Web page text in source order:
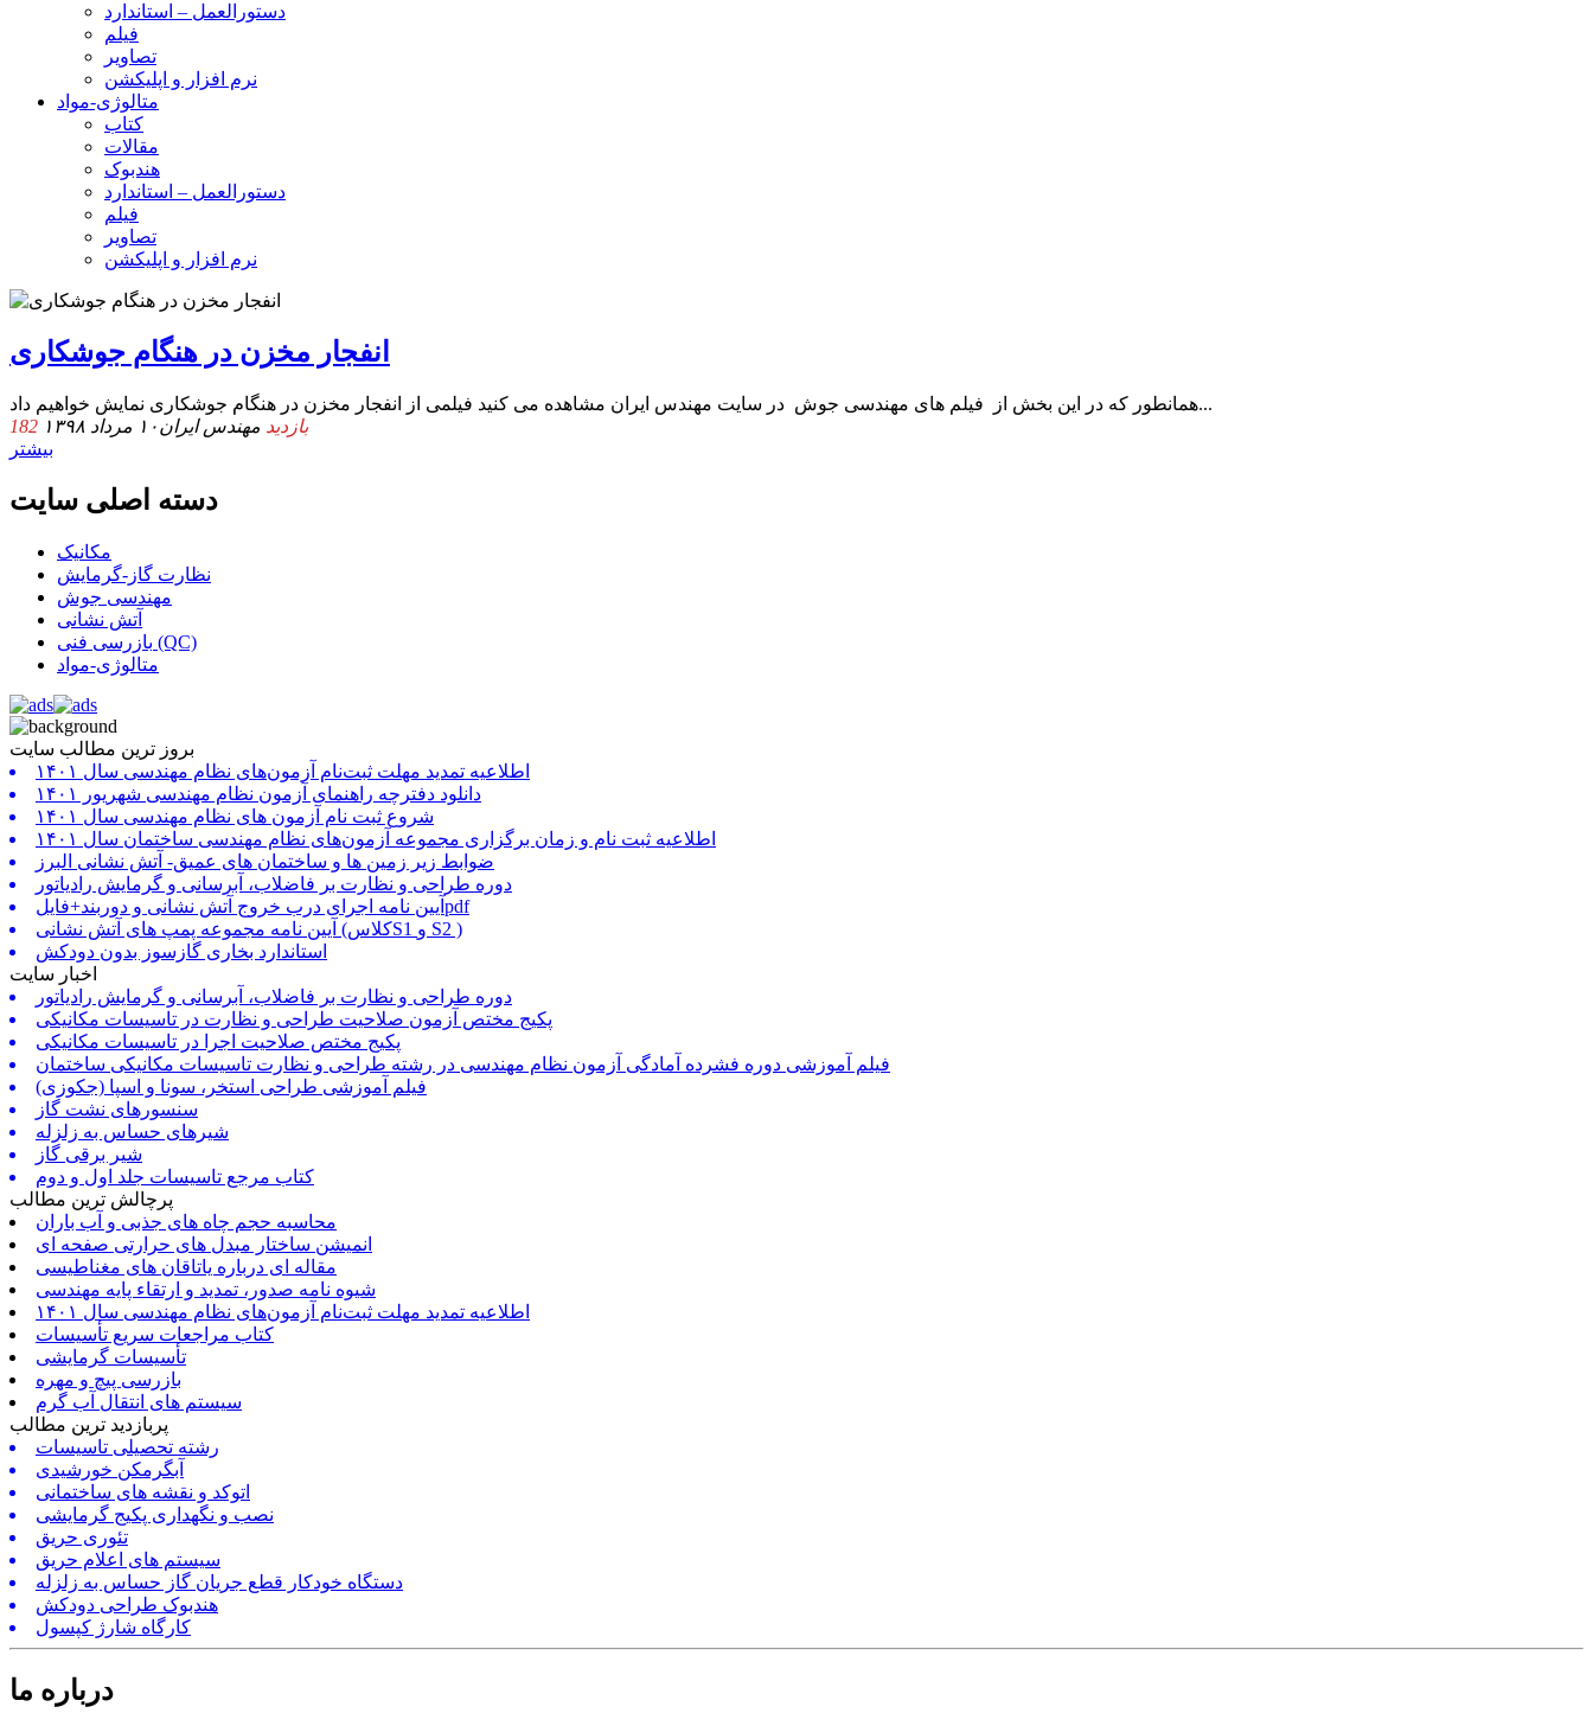
دستورالعمل – استاندارد
فیلم
تصاویر
نرم افزار و اپلیکشن
متالوژی-مواد
کتاب
مقالات
هندبوک
دستورالعمل – استاندارد
فیلم
تصاویر
نرم افزار و اپلیکشن
انفجار مخزن در هنگام جوشکاری
همانطور که در این بخش از فیلم های مهندسی جوش در سایت مهندس ایران مشاهده می کنید فیلمی از انفجار مخزن در هنگام جوشکاری نمایش خواهیم داد...
182 بازدید مهندس ایران۱۰ مرداد ۱۳۹۸
بیشتر
دسته اصلی سایت
مکانیک
نظارت گاز-گرمایش
مهندسی جوش
آتش نشانی
بازرسی فنی (QC)
متالوژی-مواد
بروز ترین مطالب سایت
اطلاعیه تمدید مهلت ثبت‌نام آزمون‌های نظام مهندسی سال ۱۴۰۱
دانلود دفترچه راهنمای آزمون نظام مهندسی شهریور ۱۴۰۱
شروع ثبت نام آزمون های نظام مهندسی سال ۱۴۰۱
اطلاعیه ثبت نام و زمان برگزاری مجموعه آزمون‌های نظام مهندسی ساختمان سال ۱۴۰۱
ضوابط زیر زمین ها و ساختمان های عمیق- آتش نشانی البرز
دوره طراحی و نظارت بر فاضلاب، آبرسانی و گرمایش رادیاتور
آیین نامه اجرای درب خروج آتش نشانی و دوربند+فایلpdf
آیین نامه مجموعه پمپ های آتش نشانی (کلاسS1 و S2 )
استاندارد بخاری گازسوز بدون دودکش
اخبار سایت
دوره طراحی و نظارت بر فاضلاب، آبرسانی و گرمایش رادیاتور
پکیج مختص آزمون صلاحیت طراحی و نظارت در تاسیسات مکانیکی
پکیج مختص صلاحیت اجرا در تاسیسات مکانیکی
فیلم آموزشی دوره فشرده آمادگی آزمون نظام مهندسی در رشته طراحی و نظارت تاسیسات مکانیکی ساختمان
فیلم آموزشی طراحی استخر، سونا و اسپا (جکوزی)
سنسورهای نشت گاز
شیرهای حساس به زلزله
شیر برقی گاز
کتاب مرجع تاسیسات جلد اول و دوم
پرچالش ترین مطالب
محاسبه حجم چاه های جذبی و آب باران
انمیشن ساختار مبدل های حرارتی صفحه ای
مقاله ای درباره یاتاقان های مغناطیسی
شیوه نامه صدور، تمدید و ارتقاء پایه مهندسی
اطلاعیه تمدید مهلت ثبت‌نام آزمون‌های نظام مهندسی سال ۱۴۰۱
کتاب مراجعات سریع تأسیسات
تأسیسات گرمایشی
بازرسی پیچ و مهره
سیستم های انتقال آب گرم
پربازدید ترین مطالب
رشته تحصیلی تاسیسات
آبگرمکن خورشیدی
اتوکد و نقشه های ساختمانی
نصب و نگهداری پکیج گرمایشی
تئوری حریق
سیستم های اعلام حریق
دستگاه خودکار قطع جریان گاز حساس به زلزله
هندبوک طراحی دودکش
کارگاه شارژ کپسول
درباره ما